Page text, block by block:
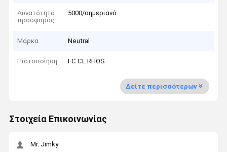
Δυνατότητα
προσφοράς
5000/σημεριανό
Μάρκα Neutral
Πιστοποίηση FC CE RHOS
Δείτε περισσότερων
Στοιχεία Επικοινωνίας
Mr. Jimky